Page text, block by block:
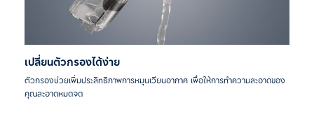
เปลี่ยนตัวกรองได้ง่าย
ตัวกรองช่วยเพิ่มประสิทธิภาพการหมุนเวียนอากาศ เพื่อให้การทำความสะอาดของ
คุณสะอาดหมดจด